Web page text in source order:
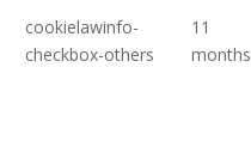
cookielawinfo-
checkbox-others
11
months